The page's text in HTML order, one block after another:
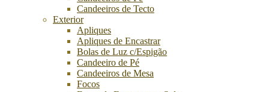
Candeeiros de Tecto
Exterior
Apliques
Apliques de Encastrar
Bolas de Luz c/Espigão
Candeeiro de Pé
Candeeiros de Mesa
Focos